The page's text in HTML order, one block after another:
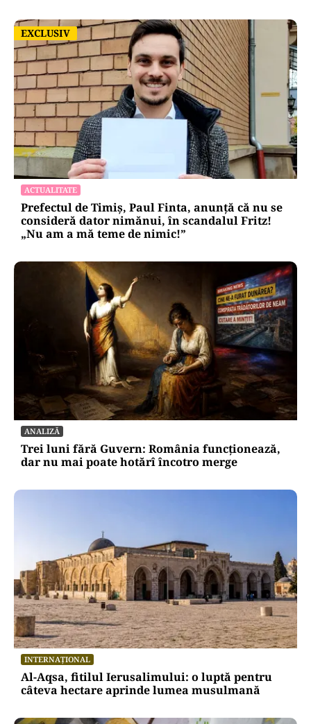
EXCLUSIV
EXCLUSIV
ACTUALITATE
Prefectul de Timiș, Paul Finta, anunță că nu se
consideră dator nimănui, în scandalul Fritz!
„Nu am a mă teme de nimic!”
ANALIZĂ
Trei luni fără Guvern: România funcționează,
dar nu mai poate hotărî încotro merge
INTERNAȚIONAL
Al-Aqsa, fitilul Ierusalimului: o luptă pentru
câteva hectare aprinde lumea musulmană